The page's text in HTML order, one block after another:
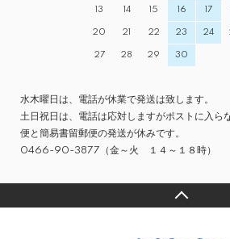
13 14 15 16 17
20 21 22 23 24
27 28 29 30
水木曜日は、電話が休業で発送は致します。
土日祝日は、電話は応対しますがポストに入ら
便と簡易書留郵便の発送が休みです。
0466-90-3877（金～火 １４～１８時）